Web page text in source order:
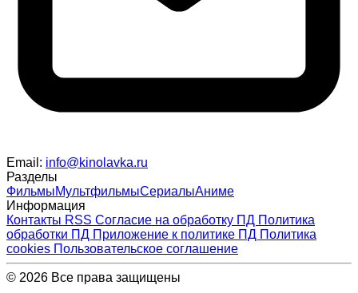
Email: info@kinolavka.ru
Разделы
ФильмыМультфильмыСериалыАниме
Информация
Контакты RSS Согласие на обработку ПД Политика
обработки ПД Приложение к политике ПД Политика
cookies Пользовательское соглашение
© 2026 Все права защищены